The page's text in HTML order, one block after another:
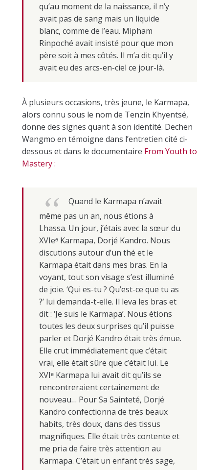
qu’au moment de la naissance, il n’y
avait pas de sang mais un liquide
blanc, comme de l’eau. Mipham
Rinpoché avait insisté pour que mon
père soit à mes côtés. Il m’a dit qu’il y
avait eu des arcs-en-ciel ce jour-là.
À plusieurs occasions, très jeune, le Karmapa,
alors connu sous le nom de Tenzin Khyentsé,
donne des signes quant à son identité. Dechen
Wangmo en témoigne dans l’entretien cité ci-
dessous et dans le documentaire From Youth to
Mastery :
Quand le Karmapa n’avait
même pas un an, nous étions à
Lhassa. Un jour, j’étais avec la sœur du
XVIeᵉKarmapa, Dorjé Kandro. Nous
discutions autour d’un thé et le
Karmapa était dans mes bras. En la
voyant, tout son visage s’est illuminé
de joie. ‘Qui es-tu ? Qu’est-ce que tu as
?’ lui demanda-t-elle. Il leva les bras et
dit : ‘Je suis le Karmapa’. Nous étions
toutes les deux surprises qu’il puisse
parler et Dorjé Kandro était très émue.
Elle crut immédiatement que c’était
vrai, elle était sûre que c’était lui. Le
XVIᵉKarmapa lui avait dit qu’ils se
rencontreraient certainement de
nouveau… Pour Sa Sainteté, Dorjé
Kandro confectionna de très beaux
habits, très doux, dans des tissus
magnifiques. Elle était très contente et
me pria de faire très attention au
Karmapa. C’était un enfant très sage,